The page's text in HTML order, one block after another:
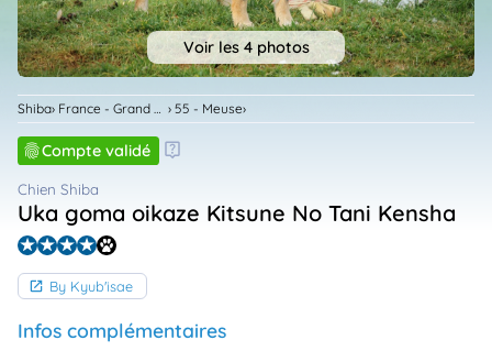
Connexion Voir les 4 photos
Shiba France - Grand Est 55 - Meuse
Compte validé
Chien Shiba
Uka goma oikaze Kitsune No Tani Kensha
By Kyub'isae
Infos complémentaires